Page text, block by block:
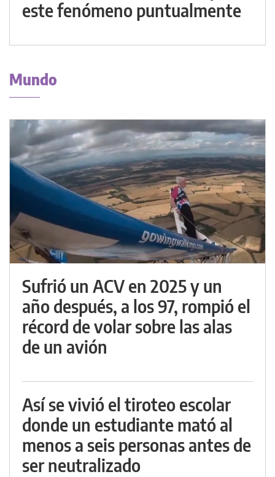
este fenómeno puntualmente
Mundo
Sufrió un ACV en 2025 y un
año después, a los 97, rompió el
récord de volar sobre las alas
de un avión
Así se vivió el tiroteo escolar
donde un estudiante mató al
menos a seis personas antes de
ser neutralizado